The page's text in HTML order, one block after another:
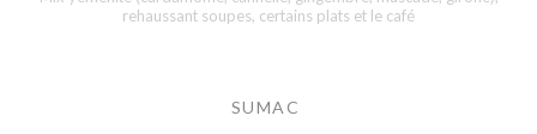
rehaussant soupes, certains plats et le café
SUMAC